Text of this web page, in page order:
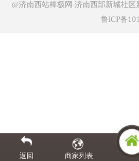
@济南西站棒极网-济南西部新城社
鲁ICP备
返回 商家列表